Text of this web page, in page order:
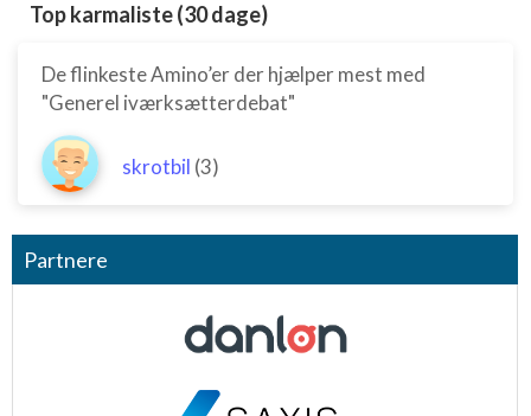
Top karmaliste (30 dage)
De flinkeste Amino’er der hjælper mest med
"Generel iværksætterdebat"
skrotbil (3)
Partnere